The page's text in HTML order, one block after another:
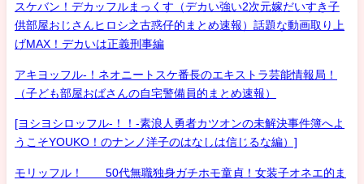
スケバン！デカッフルまっくす（デカい強い2次元嫁だいすき子
供部屋おじさんヒロシ之古惑仔的まとめ速報）話題な動画取り上
げMAX！デカいは正義刑事編
アキヨッフル-！ネオニートスケ番長のエキストラ芸能情報局！
（子ども部屋おばさんの自宅警備員的まとめ速報）
[ヨシヨシロッフル-！！-素浪人勇者カツオンの未解決事件簿へよ
うこそYOUKO！のナンノ洋子のはなしは信じるな編）]
モリッフル！ 50代無職独身ガチホモ童貞！女装子オネエ的ま